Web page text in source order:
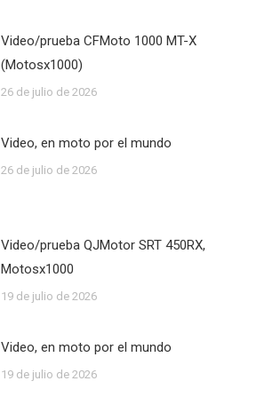
Video/prueba CFMoto 1000 MT-X
(Motosx1000)
26 de julio de 2026
Video, en moto por el mundo
26 de julio de 2026
Video/prueba QJMotor SRT 450RX,
Motosx1000
19 de julio de 2026
Video, en moto por el mundo
19 de julio de 2026